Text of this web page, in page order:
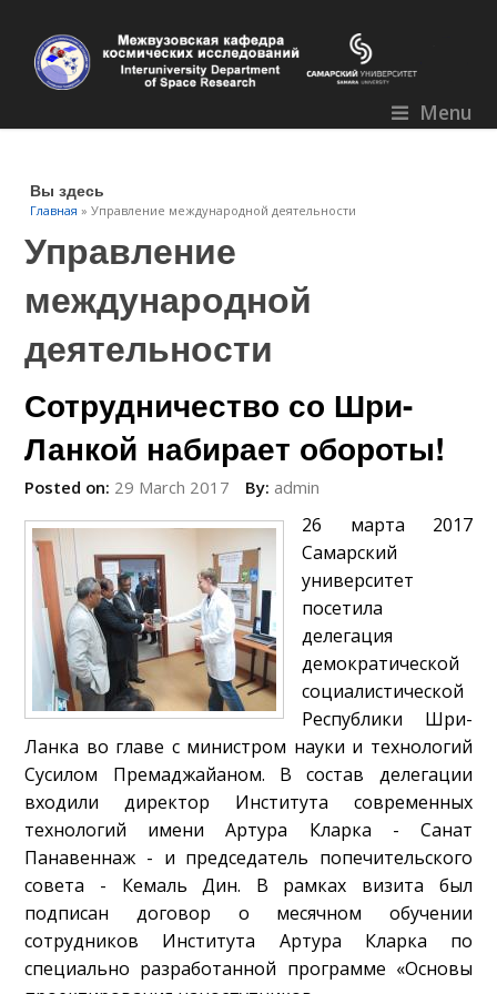
Menu
Вы здесь
Главная » Управление международной деятельности
Управление
международной
деятельности
Сотрудничество со Шри-
Ланкой набирает обороты!
Posted on: 29 March 2017 By: admin
26 марта 2017
Самарский
университет
посетила
делегация
демократической
социалистической
Республики Шри-
Ланка во главе с министром науки и технологий
Сусилом Премаджайаном. В состав делегации
входили директор Института современных
технологий имени Артура Кларка - Санат
Панавеннаж - и председатель попечительского
совета - Кемаль Дин. В рамках визита был
подписан договор о месячном обучении
сотрудников Института Артура Кларка по
специально разработанной программе «Основы